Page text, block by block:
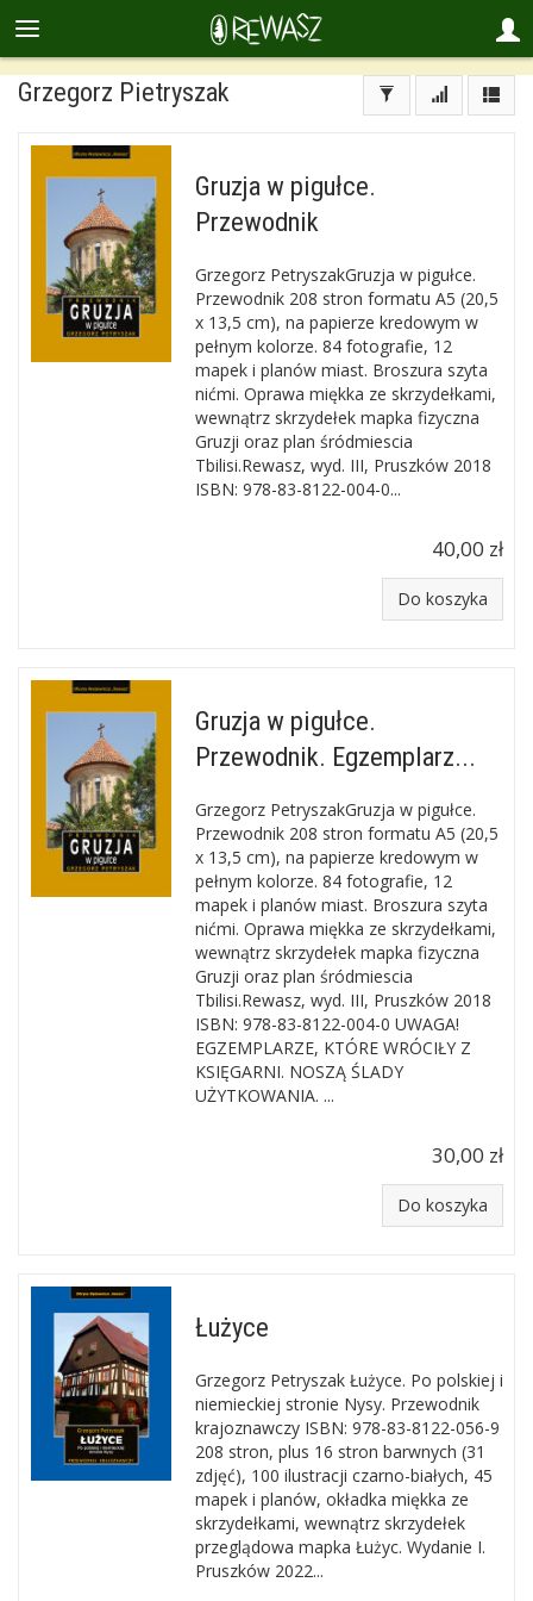
Grzegorz Pietryszak
Gruzja w pigułce.
Przewodnik
Grzegorz PetryszakGruzja w pigułce.
Przewodnik 208 stron formatu A5 (20,5
x 13,5 cm), na papierze kredowym w
pełnym kolorze. 84 fotografie, 12
mapek i planów miast. Broszura szyta
nićmi. Oprawa miękka ze skrzydełkami,
wewnątrz skrzydełek mapka fizyczna
Gruzji oraz plan śródmiescia
Tbilisi.Rewasz, wyd. III, Pruszków 2018
ISBN: 978-83-8122-004-0...
40,00 zł
Do koszyka
Gruzja w pigułce.
Przewodnik. Egzemplarz...
Grzegorz PetryszakGruzja w pigułce.
Przewodnik 208 stron formatu A5 (20,5
x 13,5 cm), na papierze kredowym w
pełnym kolorze. 84 fotografie, 12
mapek i planów miast. Broszura szyta
nićmi. Oprawa miękka ze skrzydełkami,
wewnątrz skrzydełek mapka fizyczna
Gruzji oraz plan śródmiescia
Tbilisi.Rewasz, wyd. III, Pruszków 2018
ISBN: 978-83-8122-004-0 UWAGA!
EGZEMPLARZE, KTÓRE WRÓCIŁY Z
KSIĘGARNI. NOSZĄ ŚLADY
UŻYTKOWANIA. ...
30,00 zł
Do koszyka
Łużyce
Grzegorz Petryszak Łużyce. Po polskiej i
niemieckiej stronie Nysy. Przewodnik
krajoznawczy ISBN: 978-83-8122-056-9
208 stron, plus 16 stron barwnych (31
zdjęć), 100 ilustracji czarno-białych, 45
mapek i planów, okładka miękka ze
skrzydełkami, wewnątrz skrzydełek
przeglądowa mapka Łużyc. Wydanie I.
Pruszków 2022...